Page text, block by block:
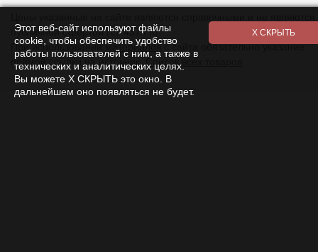
публичной офертой (ст. 437 ГК).
При использованииматериаловс сайта обязательно указание
прямой ссылки на источник.
Список всех товаров
Этот веб-сайт используют файлы
cookie, чтобы обеспечить удобство
работы пользователей с ним, а также в
технических и аналитических целях.
Вы можете Х СКРЫТЬ это окно. В
дальнейшем оно появляться не будет.